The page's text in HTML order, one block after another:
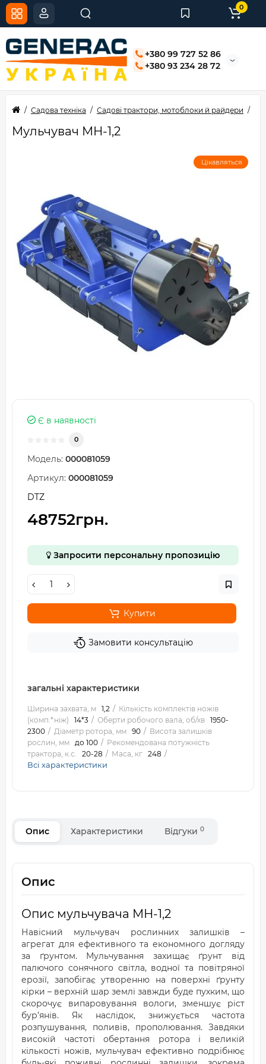
+380 99 727 52 86
+380 93 234 28 72
0
Садова техніка Садові трактори, мотоблоки й райдери
Мульчувач МН-1,2
Цікавляться
Є в наявності
0
Модель: 000081059
Артикул: 000081059
DTZ
48752грн.
Запросити персональну пропозицію
Купити
Замовити консультацію
загальні характеристики
Ширина захвата, м 1,2
Кількість комплектів ножів
(комп.*ніж)
14*3 Оберти робочого вала, об/хв 1950-
2300
Діаметр ротора, мм 90
Висота залишків
рослин, мм до 100
Рекомендована потужність
трактора, к.с.
20-28 Маса, кг 248
Всі характеристики
Опис Характеристики Відгуки 0
Опис
Опис мульчувача МН-1,2
Навісний мульчувач рослинних залишків –
агрегат для ефективного та економного догляду
за ґрунтом. Мульчування захищає ґрунт від
палючого сонячного світла, водної та повітряної
ерозії, запобігає утворенню на поверхні ґрунту
кірки – верхній шар землі завжди буде пухким, що
скорочує випаровування вологи, зменшує ріст
бур’янів. Як наслідок, знижується частота
розпушування, поливів, прополювання. Завдяки
високій частоті обертання ротора і великій
кількості ножів, мульчувач ефективно подрібнює